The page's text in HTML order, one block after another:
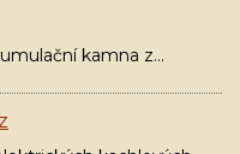
kamna z…